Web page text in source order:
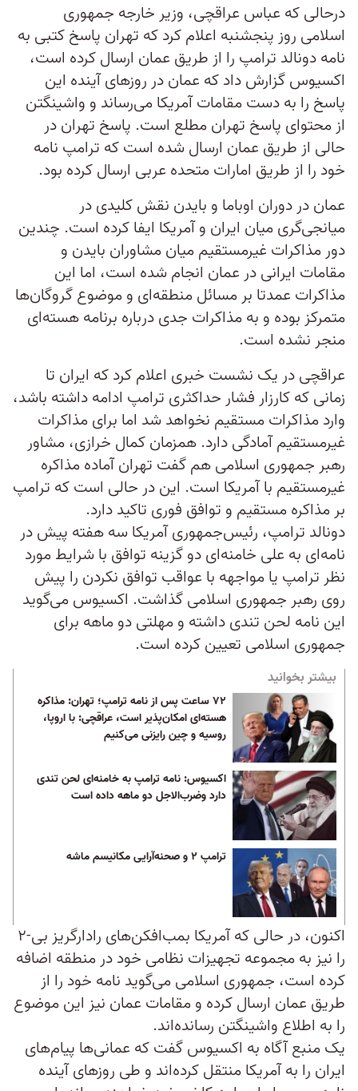
درحالی که عباس عراقچی، وزیر خارجه جمهوری
اسلامی روز پنجشنبه اعلام کرد که تهران پاسخ کتبی به
نامه دونالد ترامپ را از طریق عمان ارسال کرده است،
اکسیوس گزارش داد که عمان در روزهای آینده این
پاسخ را به دست مقامات آمریکا می‌رساند و واشینگتن
از محتوای پاسخ تهران مطلع است. پاسخ تهران در
حالی از طریق عمان ارسال شده است که ترامپ نامه
خود را از طریق امارات متحده عربی ارسال کرده بود.
عمان در دوران اوباما و بایدن نقش کلیدی در
میانجی‌گری میان ایران و آمریکا ایفا کرده است. چندین
دور مذاکرات غیرمستقیم میان مشاوران بایدن و
مقامات ایرانی در عمان انجام شده است، اما این
مذاکرات عمدتا بر مسائل منطقه‌ای و موضوع گروگان‌ها
متمرکز بوده و به مذاکرات جدی درباره برنامه هسته‌ای
منجر نشده است.
عراقچی در یک نشست خبری اعلام کرد که ایران تا
زمانی که کارزار فشار حداکثری ترامپ ادامه داشته باشد،
وارد مذاکرات مستقیم نخواهد شد اما برای مذاکرات
غیرمستقیم آمادگی دارد. همزمان کمال خرازی، مشاور
رهبر جمهوری اسلامی هم گفت تهران آماده مذاکره
غیرمستقیم با آمریکا است. این در حالی است که ترامپ
بر مذاکره مستقیم و توافق فوری تاکید دارد.
دونالد ترامپ، رئیس‌جمهوری آمریکا سه هفته پیش در
نامه‌ای به علی خامنه‌ای دو گزینه توافق با شرایط مورد
نظر ترامپ یا مواجهه با عواقب توافق نکردن را پیش
روی رهبر جمهوری اسلامی گذاشت. اکسیوس می‌گوید
این نامه لحن تندی داشته و مهلتی دو ماهه برای
جمهوری اسلامی تعیین کرده است.
بیشتر بخوانید
۷۲ ساعت پس از نامه ترامپ؛ تهران: مذاکره
هسته‌ای امکان‌پذیر است، عراقچی: با اروپا،
روسیه و چین رایزنی می‌کنیم
اکسیوس: نامه ترامپ به خامنه‌ای لحن تندی
دارد وضرب‌الاجل دو ماهه داده است
ترامپ ۲ و صحنه‌آرایی مکانیسم ماشه
اکنون، در حالی که آمریکا بمب‌افکن‌های رادارگریز بی-۲
را نیز به مجموعه تجهیزات نظامی خود در منطقه اضافه
کرده است، جمهوری اسلامی می‌گوید نامه خود را از
طریق عمان ارسال کرده و مقامات عمان نیز این موضوع
را به اطلاع واشینگتن رسانده‌‌اند.
یک منبع آگاه به اکسیوس گفت که عمانی‌ها پیام‌های
ایران را به آمریکا منتقل کرده‌اند و طی روزهای آینده